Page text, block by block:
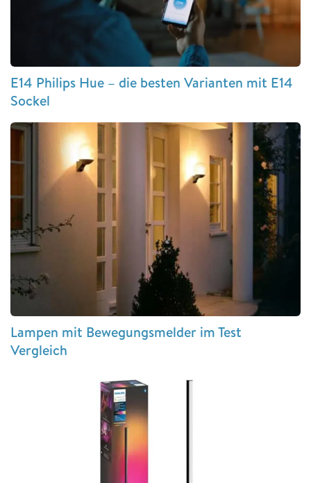
E14 Philips Hue – die besten Varianten mit E14
Sockel
Lampen mit Bewegungsmelder im Test
Vergleich